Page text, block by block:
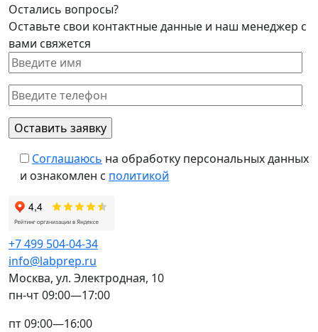
Остались вопросы?
Оставьте свои контактные данные и наш менеджер с
вами свяжется
Соглашаюсь на обработку персональных данных
и ознакомлен с политикой
+7 499 504-04-34
info@labprep.ru
Москва, ул. Электродная, 10
пн-чт 09:00—17:00
пт 09:00—16:00